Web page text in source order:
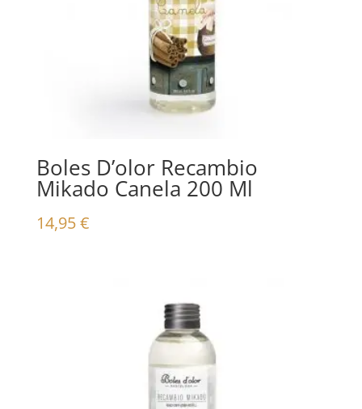
Boles D’olor Recambio
Mikado Canela 200 Ml
14,95€